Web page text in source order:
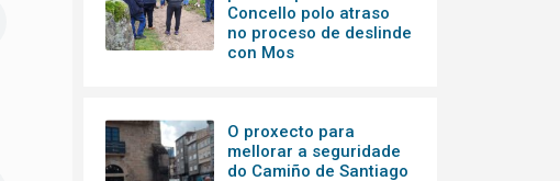
Concello polo atraso
no proceso de deslinde
con Mos
O proxecto para
mellorar a seguridade
do Camiño de Santiago